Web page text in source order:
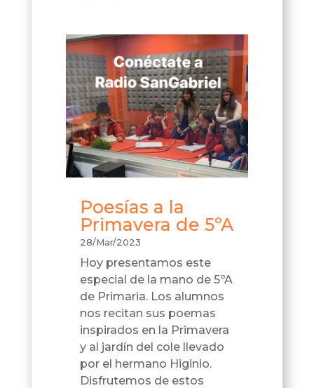
Poesías a la
Primavera de 5ºA
28/Mar/2023
Hoy presentamos este
especial de la mano de 5ºA
de Primaria. Los alumnos
nos recitan sus poemas
inspirados en la Primavera
y al jardín del cole llevado
por el hermano Higinio.
Disfrutemos de estos